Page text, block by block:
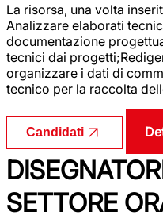
La risorsa, una volta
Analizzare elaborati
documentazione
tecnici dai
organizzare i dati di
tecnico per la raccolta
Candidati
SETTORE